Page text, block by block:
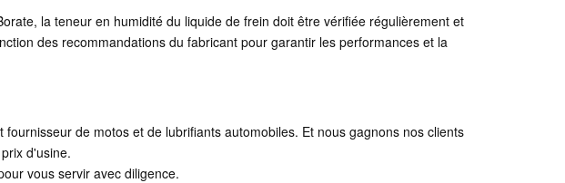
la teneur en humidité du liquide de frein doit être vérifiée régulièrement et
des recommandations du fabricant pour garantir les performances et la
de motos et de lubrifiants automobiles. Et nous gagnons nos clients
d'usine.
vous servir avec diligence.